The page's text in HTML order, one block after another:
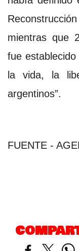
mientras que
fue
la vida, la
argentinos”.
FUENTE -